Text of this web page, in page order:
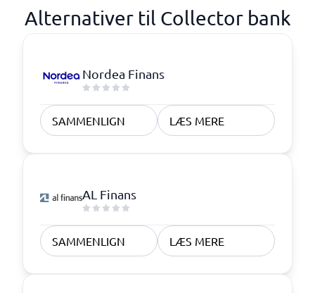
Alternativer til Collector bank
Nordea Finans
SAMMENLIGN LÆS MERE
AL Finans
SAMMENLIGN LÆS MERE